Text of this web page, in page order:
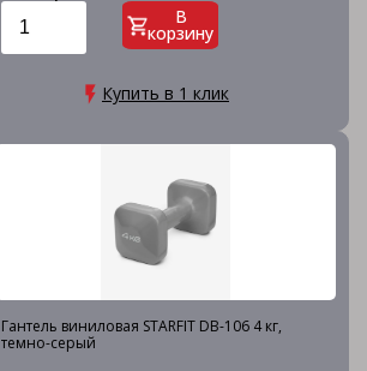
В
корзину
Купить в 1 клик
Гантель виниловая STARFIT DB-106 4 кг,
темно-серый